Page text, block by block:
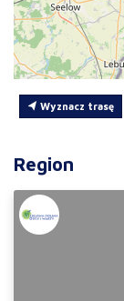
Wyznacz trasę
Region